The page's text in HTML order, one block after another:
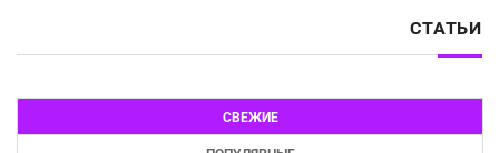
СТАТЬИ
СВЕЖИЕ